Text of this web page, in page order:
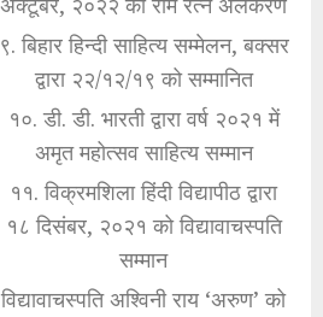
९. बिहार हिन्दी साहित्य सम्मेलन, बक्सर
द्वारा २२/१२/१९ को सम्मानित
१०. डी. डी. भारती द्वारा वर्ष २०२१ में
अमृत महोत्सव साहित्य सम्मान
११. विक्रमशिला हिंदी विद्यापीठ द्वारा
१८ दिसंबर, २०२१ को विद्यावाचस्पति
सम्मान
विद्यावाचस्पति अश्विनी राय ‘अरुण’ को